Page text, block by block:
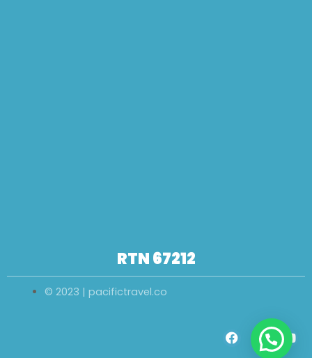
RTN 67212
© 2023 | pacifictravel.co
F
a
I
n
Y
o